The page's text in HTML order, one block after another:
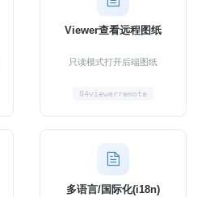
Viewer查看远程图纸
只读模式打开后端图纸
04viewerremote
多语言/国际化(i18n)